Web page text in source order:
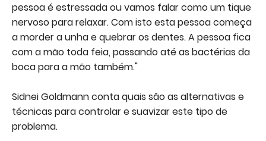
pessoa é estressada ou vamos falar como um tique
nervoso para relaxar. Com isto esta pessoa começa
a morder a unha e quebrar os dentes. A pessoa fica
com a mão toda feia, passando até as bactérias da
boca para a mão também."
Sidnei Goldmann conta quais são as alternativas e
técnicas para controlar e suavizar este tipo de
problema.